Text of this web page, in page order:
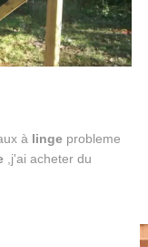
à lingeprobleme
,j'ai acheter du